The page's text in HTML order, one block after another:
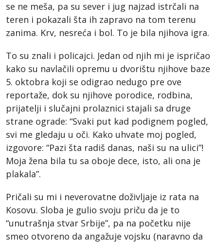
se ne meša, pa su sever i jug najzad istrčali na
teren i pokazali šta ih zapravo na tom terenu
zanima. Krv, nesreća i bol. To je bila njihova igra.
To su znali i policajci. Jedan od njih mi je ispričao
kako su navlačili opremu u dvorištu njihove baze
5. oktobra koji se odigrao nedugo pre ove
reportaže, dok su njihove porodice, rodbina,
prijatelji i slučajni prolaznici stajali sa druge
strane ograde: “Svaki put kad podignem pogled,
svi me gledaju u oči. Kako uhvate moj pogled,
izgovore: “Pazi šta radiš danas, naši su na ulici”!
Moja žena bila tu sa oboje dece, isto, ali ona je
plakala”.
Pričali su mi i neverovatne doživljaje iz rata na
Kosovu. Sloba je gulio svoju priču da je to
“unutrašnja stvar Srbije”, pa na početku nije
smeo otvoreno da angažuje vojsku (naravno da